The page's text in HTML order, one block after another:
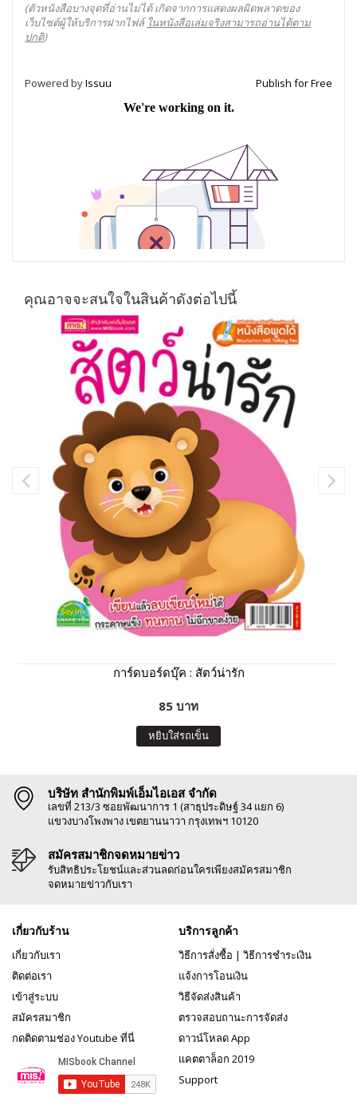
(ตัวหนังสือบางจุดที่อ่านไม่ได้ เกิดจากการแสดงผลผิดพลาดของ
เว็บไซต์ผู้ให้บริการฝากไฟล์ ในหนังสือเล่มจริงสามารถอ่านได้ตาม
ปกติ)
Powered byIssuu Publish for Free
คุณอาจจะสนใจในสินค้าดังต่อไปนี้
การ์ดบอร์ดบุ๊ค : สัตว์น่ารัก
85 บาท
หยิบใส่รถเข็น
บริษัท สำนักพิมพ์เอ็มไอเอส จำกัด
เลขที่ 213/3 ซอยพัฒนาการ 1 (สาธุประดิษฐ์ 34 แยก 6)
แขวงบางโพงพาง เขตยานนาวา กรุงเทพฯ 10120
สมัครสมาชิกจดหมายข่าว
รับสิทธิประโยชน์และส่วนลดก่อนใครเพียงสมัครสมาชิก
จดหมายข่าวกับเรา
เกี่ยวกับร้าน
เกี่ยวกับเรา
ติดต่อเรา
เข้าสู่ระบบ
สมัครสมาชิก
กดติดตามช่อง Youtube ที่นี่
บริการลูกค้า
วิธีการสั่งซื้อ | วิธีการชำระเงิน
แจ้งการโอนเงิน
วิธีจัดส่งสินค้า
ตรวจสอบถานะการจัดส่ง
ดาวน์โหลด App
แคตตาล็อก 2019
Support